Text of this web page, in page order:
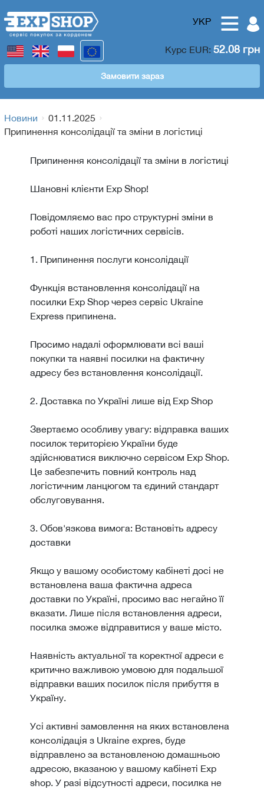
УКР
Курс EUR: 52.08 грн
Замовити зараз
Новини
01.11.2025
Припинення консолідації та зміни в логістиці
Припинення консолідації та зміни в логістиці
Шановні клієнти Exp Shop!
Повідомляємо вас про структурні зміни в
роботі наших логістичних сервісів.
1. Припинення послуги консолідації
Функція встановлення консолідації на
посилки Exp Shop через сервіс Ukraine
Express припинена.
Просимо надалі оформлювати всі ваші
покупки та наявні посилки на фактичну
адресу без встановлення консолідації.
2. Доставка по Україні лише від Exp Shop
Звертаємо особливу увагу: відправка ваших
посилок територією України буде
здійснюватися виключно сервісом Exp Shop.
Це забезпечить повний контроль над
логістичним ланцюгом та єдиний стандарт
обслуговування.
3. Обов'язкова вимога: Встановіть адресу
доставки
Якщо у вашому особистому кабінеті досі не
встановлена ваша фактична адреса
доставки по Україні, просимо вас негайно її
вказати. Лише після встановлення адреси,
посилка зможе відправитися у ваше місто.
Наявність актуальної та коректної адреси є
критично важливою умовою для подальшої
відправки ваших посилок після прибуття в
Україну.
Усі активні замовлення на яких встановлена
консолідація з Ukraine expres, буде
відправлено за встановленою домашньою
адресою, вказаною у вашому кабінеті Exp
shop. У разі відсутності адреси, посилка не